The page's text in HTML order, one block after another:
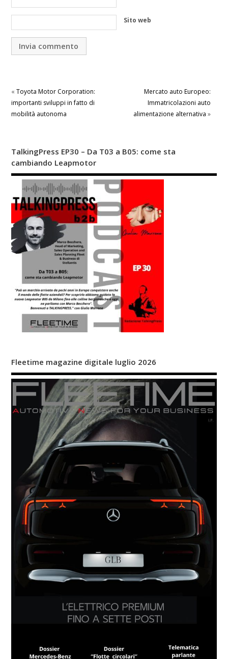
Sito web
« Toyota Motor Corporation:
importanti sviluppi in fatto di
mobilità autonoma
Mercato auto Europeo:
Immatricolazioni auto
alimentazione alternativa »
TalkingPress EP30 – Da T03 a B05: come sta
cambiando Leapmotor
Fleetime magazine digitale luglio 2026